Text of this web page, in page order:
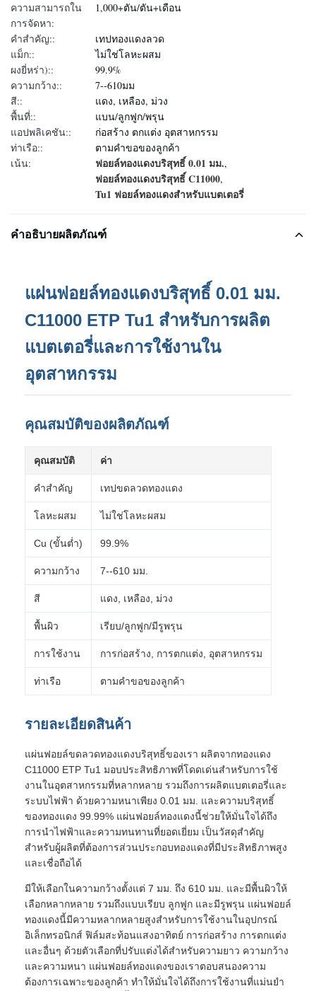
ความสามารถใน
การจัดหา:
1,000+ตัน/ตัน+เดือน
คําสําคัญ::
เทปทองแดงลวด
แม็ก::
ไม่ใช่โลหะผสม
ผงยี่หร่า)::
99.9%
ความกว้าง::
7--610มม
สี::
แดง, เหลือง, ม่วง
พื้นที่::
แบน/ลูกฟูก/พรุน
แอปพลิเคชัน::
ก่อสร้าง ตกแต่ง อุตสาหกรรม
ท่าเรือ::
ตามคำขอของลูกค้า
เน้น:
ฟอยล์ทองแดงบริสุทธิ์ 0.01 มม.,
ฟอยล์ทองแดงบริสุทธิ์ C11000,
Tu1 ฟอยล์ทองแดงสำหรับแบตเตอรี่
คำอธิบายผลิตภัณฑ์
แผ่นฟอยล์ทองแดงบริสุทธิ์ 0.01 มม.
C11000 ETP Tu1 สำหรับการผลิต
แบตเตอรี่และการใช้งานใน
อุตสาหกรรม
คุณสมบัติของผลิตภัณฑ์
คุณสมบัติ ค่า
คำสำคัญ เทปขดลวดทองแดง
โลหะผสม ไม่ใช่โลหะผสม
Cu (ขั้นต่ำ) 99.9%
ความกว้าง 7--610 มม.
สี แดง, เหลือง, ม่วง
พื้นผิว เรียบ/ลูกฟูก/มีรูพรุน
การใช้งาน การก่อสร้าง, การตกแต่ง, อุตสาหกรรม
ท่าเรือ ตามคำขอของลูกค้า
รายละเอียดสินค้า
แผ่นฟอยล์ขดลวดทองแดงบริสุทธิ์ของเรา ผลิตจากทองแดง
C11000 ETP Tu1 มอบประสิทธิภาพที่โดดเด่นสำหรับการใช้
งานในอุตสาหกรรมที่หลากหลาย รวมถึงการผลิตแบตเตอรี่และ
ระบบไฟฟ้า ด้วยความหนาเพียง 0.01 มม. และความบริสุทธิ์
ของทองแดง 99.99% แผ่นฟอยล์ทองแดงนี้ช่วยให้มั่นใจได้ถึง
การนำไฟฟ้าและความทนทานที่ยอดเยี่ยม เป็นวัสดุสำคัญ
สำหรับผู้ผลิตที่ต้องการส่วนประกอบทองแดงที่มีประสิทธิภาพสูง
และเชื่อถือได้
มีให้เลือกในความกว้างตั้งแต่ 7 มม. ถึง 610 มม. และมีพื้นผิวให้
เลือกหลากหลาย รวมถึงแบบเรียบ ลูกฟูก และมีรูพรุน แผ่นฟอยล์
ทองแดงนี้มีความหลากหลายสูงสำหรับการใช้งานในอุปกรณ์
อิเล็กทรอนิกส์ ฟิล์มสะท้อนแสงอาทิตย์ การก่อสร้าง การตกแต่ง
และอื่นๆ ด้วยตัวเลือกที่ปรับแต่งได้สำหรับความยาว ความกว้าง
และความหนา แผ่นฟอยล์ทองแดงของเราตอบสนองความ
ต้องการเฉพาะของลูกค้า ทำให้มั่นใจได้ถึงการใช้งานที่แม่นยำ